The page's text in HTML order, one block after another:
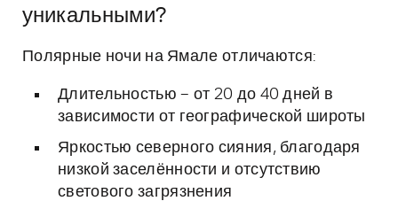
уникальными?
Полярные ночи на Ямале отличаются:
Длительностью – от 20 до 40 дней в
зависимости от географической широты
Яркостью северного сияния, благодаря
низкой заселённости и отсутствию
светового загрязнения